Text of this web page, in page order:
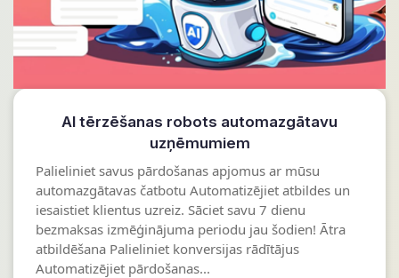
AI tērzēšanas robots automazgātavu
uzņēmumiem
Palieliniet savus pārdošanas apjomus ar mūsu
automazgātavas čatbotu Automatizējiet atbildes un
iesaistiet klientus uzreiz. Sāciet savu 7 dienu
bezmaksas izmēģinājuma periodu jau šodien! Ātra
atbildēšana Palieliniet konversijas rādītājus
Automatizējiet pārdošanas...